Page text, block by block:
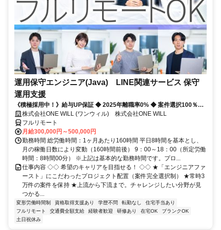
運用保守エンジニア(Java) LINE関連サービス 保守
運用支援
《積極採用中！》給与UP保証 ◆ 2025年離職率0% ◆ 案件選択100％！
◆ 平均残業7時間！
株式会社ONE WILL (ワンウィル) 株式会社ONE WILL
フルリモート
月給300,000円～500,000円
勤務時間 総労働時間：1ヶ月あたり160時間 平日8時間を基本とし、
月の稼働日数により変動（160時間前後） 9：00～18：00（所定労働
時間：8時間00分） ※上記は基本的な勤務時間です。プロ...
仕事内容 ◇◇ 希望のキャリアを目指せる！ ◇◇ ★「エンジニアファ
ースト」にこだわったプロジェクト配置（案件完全選択制） ★常時3
万件の案件を保持 ★上流から下流まで。チャレンジしたい分野が見
つかる...
変形労働時間制 資格取得支援あり 学歴不問 転勤なし
住宅手当あり
フルリモート
交通費全額支給 経験者歓迎 研修あり 在宅OK
ブランクOK
土日祝休み